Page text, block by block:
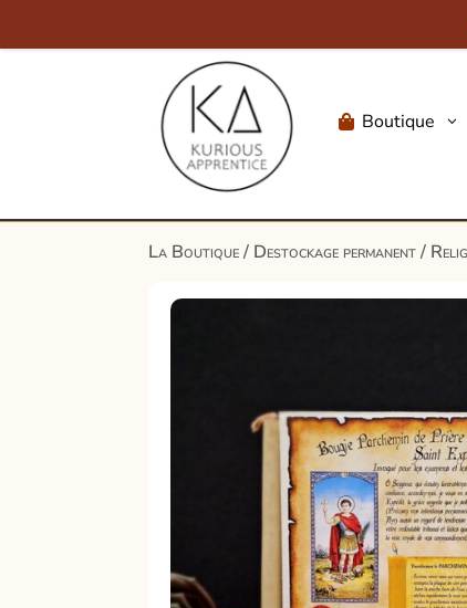
 Boutique 3
La Boutique/ Destockage permanent/